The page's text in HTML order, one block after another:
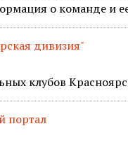
о команде и
дивизия"
клубов
портал